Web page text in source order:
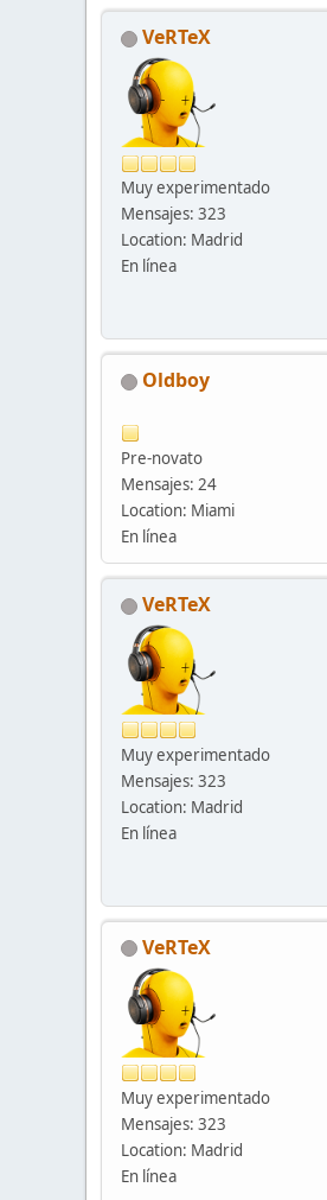
VeRTeX
Muy experimentado
Mensajes: 323
Location: Madrid
En línea
Oldboy
Pre-novato
Mensajes: 24
Location: Miami
En línea
VeRTeX
Muy experimentado
Mensajes: 323
Location: Madrid
En línea
VeRTeX
Muy experimentado
Mensajes: 323
Location: Madrid
En línea